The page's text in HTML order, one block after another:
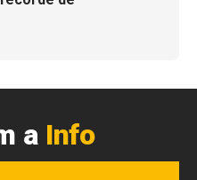
a Info